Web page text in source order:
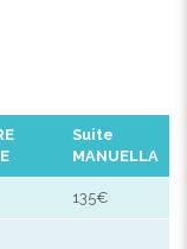
Suite
MANUELLA
135€